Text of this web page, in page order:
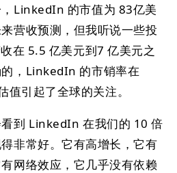
LinkedIn 的市值为 83亿美
营收预测，但我听说一些投
在 5.5 亿美元到7 亿美元之
，LinkedIn 的市销率在
引起了全球的关注。
到 LinkedIn 在我们的 10 倍
非常好。它有高增长，它有
网络效应，它几乎没有依赖